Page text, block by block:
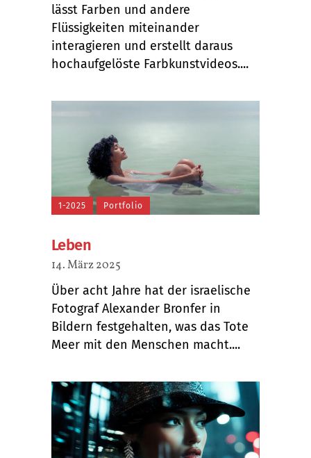
lässt Farben und andere
Flüssigkeiten miteinander
interagieren und erstellt daraus
hochaufgelöste Farbkunstvideos....
1-2025 Portfolio
Leben
14. März 2025
Über acht Jahre hat der israelische
Fotograf Alexander Bronfer in
Bildern festgehalten, was das Tote
Meer mit den Menschen macht....